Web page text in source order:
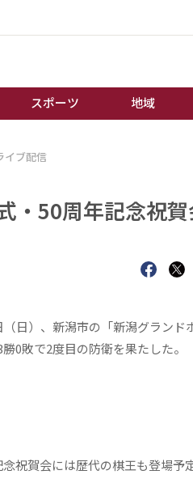
スポーツ 地域
誰もが輝いて働く社会へ
オートレース
イブ配信
・50周年記念祝
日）、新潟市の「新潟グランド
0敗で2度目の防衛を果たした。
祝賀会には歴代の棋王も登場予定